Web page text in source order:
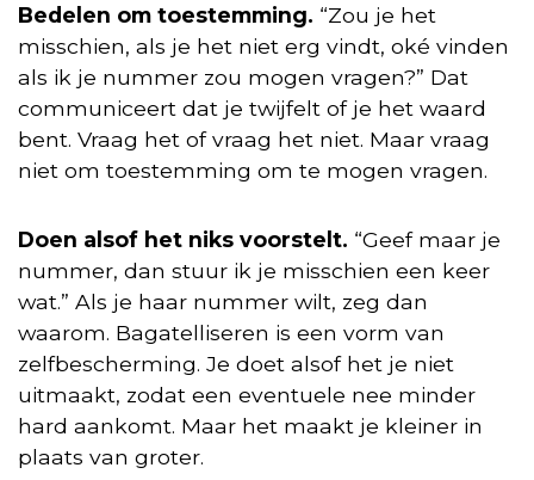
Bedelen om toestemming. “Zou je het
misschien, als je het niet erg vindt, oké vinden
als ik je nummer zou mogen vragen?” Dat
communiceert dat je twijfelt of je het waard
bent. Vraag het of vraag het niet. Maar vraag
niet om toestemming om te mogen vragen.
Doen alsof het niks voorstelt. “Geef maar je
nummer, dan stuur ik je misschien een keer
wat.” Als je haar nummer wilt, zeg dan
waarom. Bagatelliseren is een vorm van
zelfbescherming. Je doet alsof het je niet
uitmaakt, zodat een eventuele nee minder
hard aankomt. Maar het maakt je kleiner in
plaats van groter.